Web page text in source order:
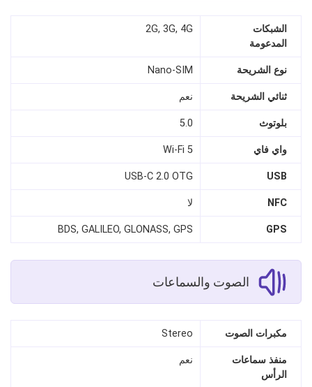
الشبكات
المدعومة
2G, 3G, 4G
نوع الشريحة Nano‑SIM
ثنائي الشريحة نعم
بلوتوث 5.0
واي فاي Wi‑Fi 5
USB
USB‑C 2.0 OTG
NFC لا
GPS
BDS, GALILEO, GLONASS, GPS
الصوت والسماعات
مكبرات الصوت Stereo
منفذ سماعات
الرأس
نعم